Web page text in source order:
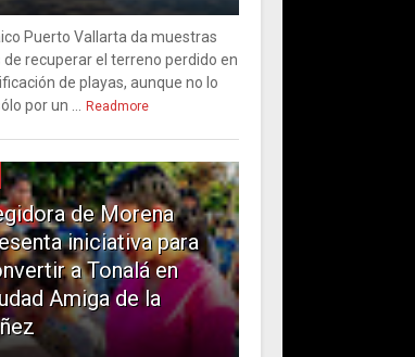
Puerto Vallarta da muestras
recuperar el terreno perdido en
de playas, aunque no lo
por un ...
Readmore
de Morena
iniciativa para
a Tonalá en
Amiga de la